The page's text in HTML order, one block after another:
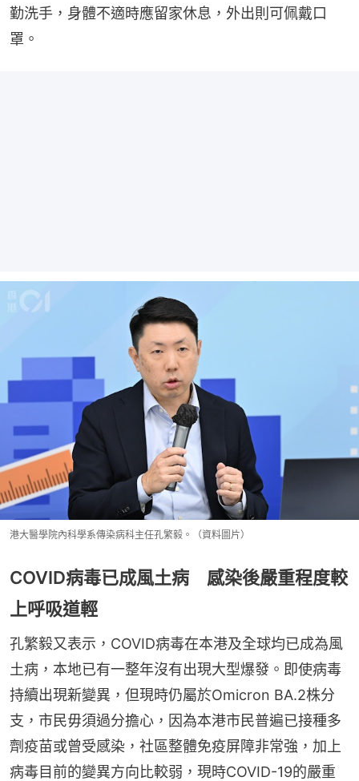
勤洗手，身體不適時應留家休息，外出則可佩戴口
罩。
港大醫學院內科學系傳染病科主任孔繁毅。（資料圖片）
COVID病毒已成風土病 感染後嚴重程度較
上呼吸道輕
孔繁毅又表示，COVID病毒在本港及全球均已成為風
土病，本地已有一整年沒有出現大型爆發。即使病毒
持續出現新變異，但現時仍屬於Omicron BA.2株分
支，市民毋須過分擔心，因為本港市民普遍已接種多
劑疫苗或曾受感染，社區整體免疫屏障非常強，加上
病毒目前的變異方向比較弱，現時COVID-19的嚴重